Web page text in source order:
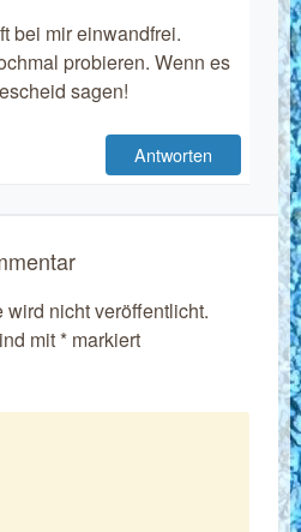
bei mir einwandfrei.
probieren. Wenn es
sagen!
Antworten
nicht veröffentlicht.
mit*markiert